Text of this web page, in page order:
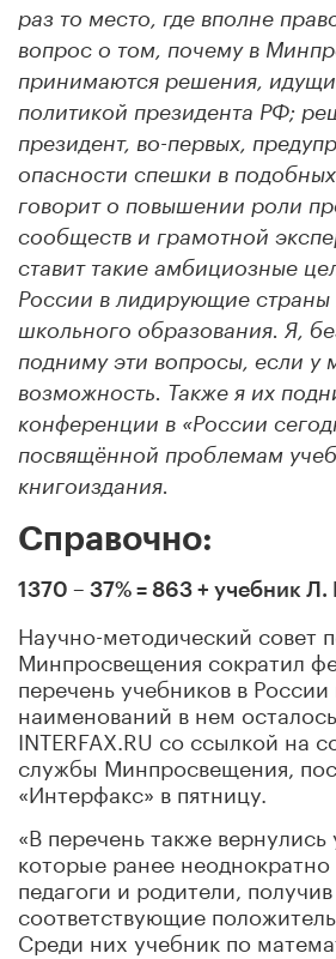
раз то место, где вполне
вопрос о том, почему в
принимаются решения,
политикой президента РФ;
президент, во-первых,
опасности спешки в
говорит о повышении роли
сообществ и грамотной
ставит такие амбициозные
России в лидирующие страны
школьного образования. Я,
подниму эти вопросы, если у
возможность. Также я их
конференции в «России
посвящённой проблемам
книгоиздания.
Справочно:
1370 – 37% = 863 + учебник Л.
Научно-методический совет
Минпросвещения сократил
перечень учебников в
наименований в нем
INTERFAX.RU со ссылкой на
службы Минпросвещения,
«Интерфакс» в пятницу.
«В перечень также вернулись
которые ранее
педагоги и родители, получив
соответствующие
Среди них учебник по